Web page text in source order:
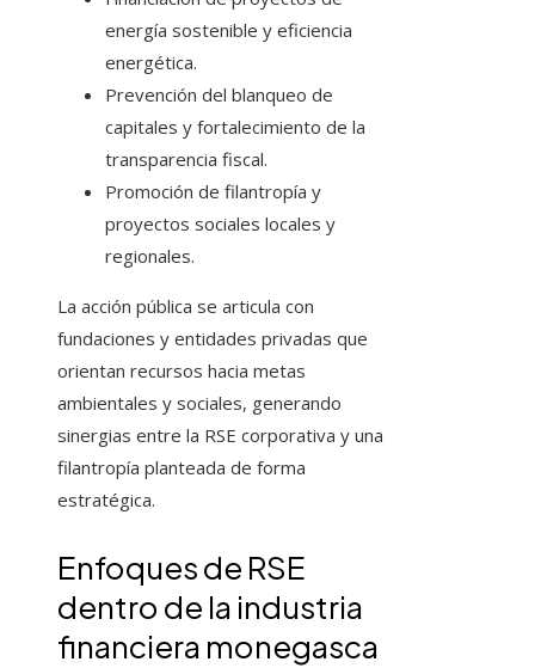
energía sostenible y eficiencia
energética.
Prevención del blanqueo de
capitales y fortalecimiento de la
transparencia fiscal.
Promoción de filantropía y
proyectos sociales locales y
regionales.
La acción pública se articula con
fundaciones y entidades privadas que
orientan recursos hacia metas
ambientales y sociales, generando
sinergias entre la RSE corporativa y una
filantropía planteada de forma
estratégica.
Enfoques de RSE
dentro de la industria
financiera monegasca